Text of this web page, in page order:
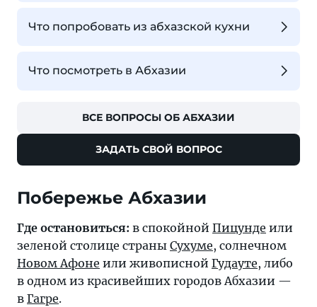
Что попробовать из абхазской кухни
Что посмотреть в Абхазии
ВСЕ ВОПРОСЫ ОБ АБХАЗИИ
ЗАДАТЬ СВОЙ ВОПРОС
Побережье Абхазии
Где остановиться: в спокойной Пицунде или
зеленой столице страны Сухуме, солнечном
Новом Афоне или живописной Гудауте, либо
в одном из красивейших городов Абхазии —
в Гагре.